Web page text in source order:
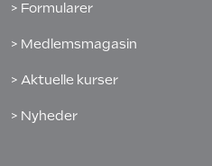
> Formularer
> Medlemsmagasin
> Aktuelle kurser
> Nyheder